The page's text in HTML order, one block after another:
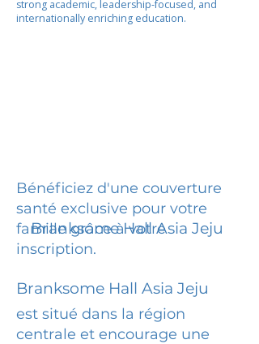
strong academic, leadership-focused, and
internationally enriching education.
Bénéficiez d'une couverture
santé exclusive pour votre
famille grâce à votre
inscription.
Branksome Hall Asia Jeju
Branksome Hall Asia Jeju
est situé dans la région
centrale et encourage une